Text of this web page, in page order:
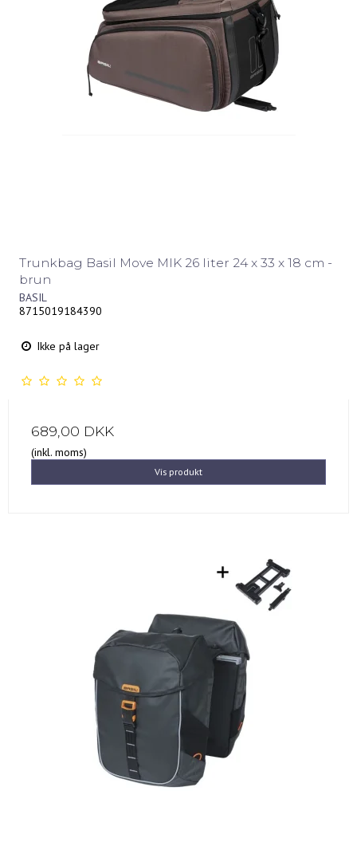
Trunkbag Basil Move MIK 26 liter 24 x 33 x 18 cm -
brun
BASIL
8715019184390
Ikke på lager
689,00 DKK
(inkl. moms)
Vis produkt